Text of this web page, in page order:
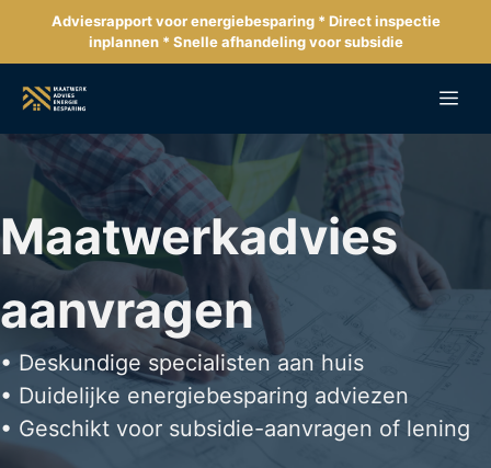
de
inhoud
Adviesrapport voor energiebesparing * Direct inspectie
inplannen * Snelle afhandeling voor subsidie
Maatwerkadvies
aanvragen
• Deskundige specialisten aan huis
• Duidelijke energiebesparing adviezen
• Geschikt voor subsidie-aanvragen of lening